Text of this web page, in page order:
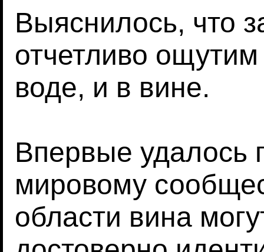
Выяснилось, что
отчетливо
воде, и в вине.
Впервые удалось
мировому
области вина